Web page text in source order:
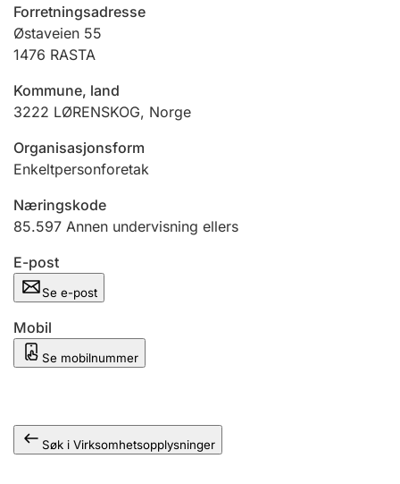
Jeger
Ektepaktveileder
Offentlig sektor
Andre tema
Forretningsadresse
Østaveien 55
1476 RASTA
Kommune, land
3222 LØRENSKOG, Norge
Organisasjonsform
Enkeltpersonforetak
Næringskode
85.597 Annen undervisning ellers
E-post
Se e-post
Mobil
Se mobilnummer
Søk i Virksomhetsopplysninger